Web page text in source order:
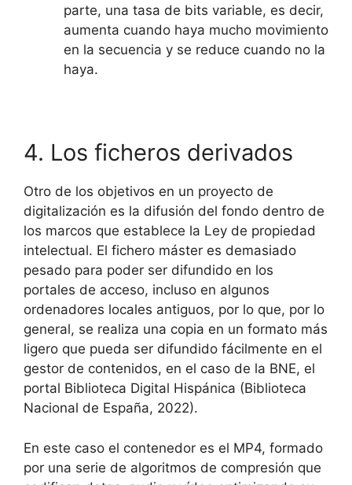
parte, una tasa de bits variable, es decir,
aumenta cuando haya mucho movimiento
en la secuencia y se reduce cuando no la
haya.
4. Los ficheros derivados
Otro de los objetivos en un proyecto de
digitalización es la difusión del fondo dentro de
los marcos que establece la Ley de propiedad
intelectual. El fichero máster es demasiado
pesado para poder ser difundido en los
portales de acceso, incluso en algunos
ordenadores locales antiguos, por lo que, por lo
general, se realiza una copia en un formato más
ligero que pueda ser difundido fácilmente en el
gestor de contenidos, en el caso de la BNE, el
portal Biblioteca Digital Hispánica (Biblioteca
Nacional de España, 2022).
En este caso el contenedor es el MP4, formado
por una serie de algoritmos de compresión que